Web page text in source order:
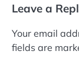
Leave a
Your email
fields are